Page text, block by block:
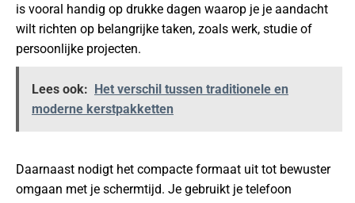
is vooral handig op drukke dagen waarop je je aandacht
wilt richten op belangrijke taken, zoals werk, studie of
persoonlijke projecten.
Lees ook: Het verschil tussen traditionele en
moderne kerstpakketten
Daarnaast nodigt het compacte formaat uit tot bewuster
omgaan met je schermtijd. Je gebruikt je telefoon